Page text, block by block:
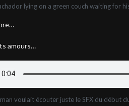
lying on a green couch waiting for
amours…
voulait écouter juste le SFX du début